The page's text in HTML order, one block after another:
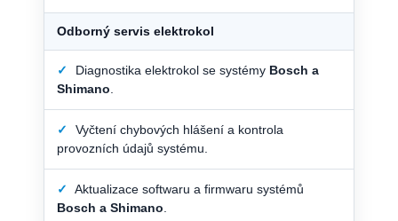
Odborný servis elektrokol
✓ Diagnostika elektrokol se systémy Bosch a
Shimano
✓
Vyčtení chybových hlášení a kontrola
provozních údajů systému.
✓
Aktualizace softwaru a firmwaru systémů
Bosch a Shimano